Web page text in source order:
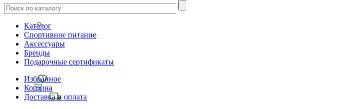
Каталог
Спортивное питание
Аксессуары
Бренды
Подарочные сертификаты
Избранное
Корзина
Доставка и оплата